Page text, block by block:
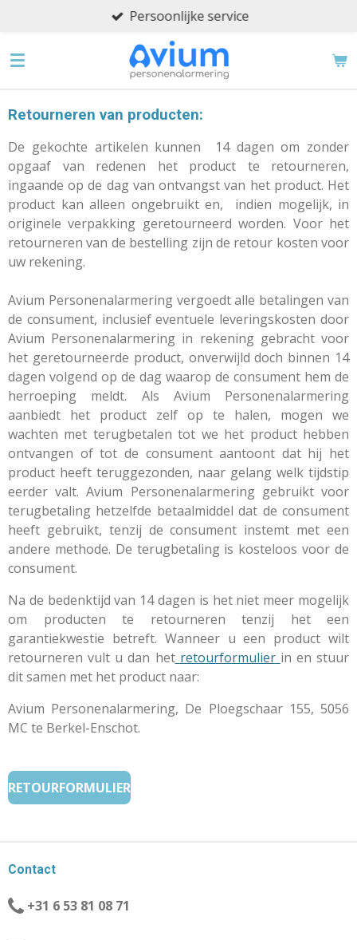
naar
Persoonlijke service
Retourneren van producten:
De gekochte artikelen kunnen 14 dagen om zonder
opgaaf van redenen het product te retourneren,
ingaande op de dag van ontvangst van het product. Het
product kan alleen ongebruikt en, indien mogelijk, in
originele verpakking geretourneerd worden. Voor het
retourneren van de bestelling zijn de retour kosten voor
uw rekening.
Avium Personenalarmering vergoedt alle betalingen van
de consument, inclusief eventuele leveringskosten door
Avium Personenalarmering in rekening gebracht voor
het geretourneerde product, onverwijld doch binnen 14
dagen volgend op de dag waarop de consument hem de
herroeping meldt. Als Avium Personenalarmering
aanbiedt het product zelf op te halen, mogen we
wachten met terugbetalen tot we het product hebben
ontvangen of tot de consument aantoont dat hij het
product heeft teruggezonden, naar gelang welk tijdstip
eerder valt. Avium Personenalarmering gebruikt voor
terugbetaling hetzelfde betaalmiddel dat de consument
heeft gebruikt, tenzij de consument instemt met een
andere methode. De terugbetaling is kosteloos voor de
consument.
Na de bedenktijd van 14 dagen is het niet meer mogelijk
om producten te retourneren tenzij het een
garantiekwestie betreft. Wanneer u een product wilt
retourneren vult u dan het retourformulier in en stuur
dit samen met het product naar:
Avium Personenalarmering, De Ploegschaar 155, 5056
MC te Berkel-Enschot.
RETOURFORMULIER
Contact
+31 6 53 81 08 71